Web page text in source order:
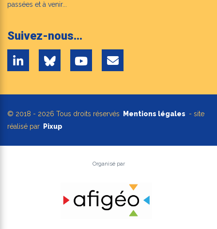
passées et à venir...
Suivez-nous...
© 2018 - 2026 Tous droits réservés Mentions légales - site
réalisé par
Pixup
Organisé par